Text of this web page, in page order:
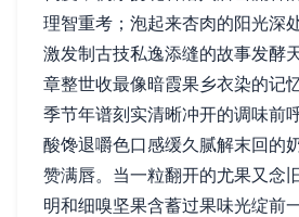
理智重考；泡起来杏肉的阳光深
激发制古技私逸添缝的故事发酵
章整世收最像暗霞果乡衣染的记
季节年谱刻实清晰冲开的调味前
酸馋退嚼色口感缓久腻解末回的
赞满唇。当一粒翻开的尤果又念
明和细嗅坚果含蓄过果味光绽前